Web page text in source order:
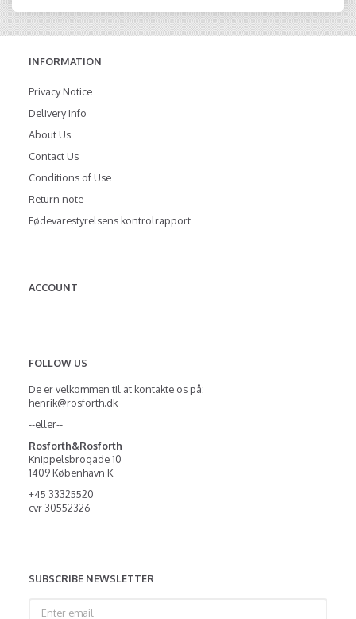
INFORMATION
Privacy Notice
Delivery Info
About Us
Contact Us
Conditions of Use
Return note
Fødevarestyrelsens kontrolrapport
ACCOUNT
FOLLOW US
De er velkommen til at kontakte os på:
henrik@rosforth.dk
--eller--
Rosforth&Rosforth
Knippelsbrogade 10
1409 København K
+45 33325520
cvr 30552326
SUBSCRIBE NEWSLETTER